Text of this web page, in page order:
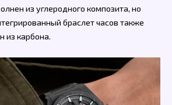
из углеродного композита, но
браслет часов также
из карбона.